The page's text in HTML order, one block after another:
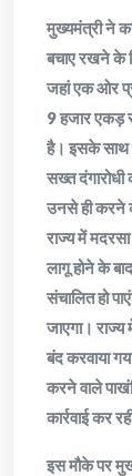
मुख्यमंत्री ने
बचाए रखने के
जहां एक ओर
9 हजार एकड़
है। इसके साथ
सख्त
उनसे ही करने
राज्य में
लागू होने के
संचालित हो
जाएगा।
बंद करवाया
करने वाले
कार्रवाई कर
इस मौके पर